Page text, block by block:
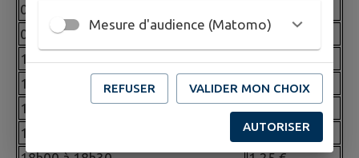
07h30 à 08h00
08h00 à 08h20
0.63 €
11h30 à 13h30*
6,50 €
16h30 à 17h00*
0.75 €
17h00 à 17h30
0.50 €
17h30 à 18h00
0.50 €
Mesure d'audience (Matomo)
REFUSER VALIDER MON CHOIX
AUTORISER